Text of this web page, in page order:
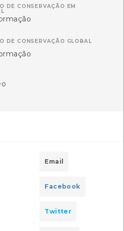
Última observação por:
DE CONSERVAÇÃO EM
DE CONSERVAÇÃO GLOBAL
Email
Facebook
Twitter